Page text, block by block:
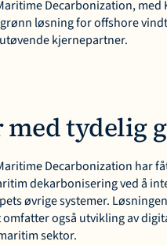
Decarbonization,
løsning for offshore
kjernepartner.
med tydelig
Maritime Decarbonization
dekarbonisering ved å
øvrige systemer.
også utvikling av
sektor.